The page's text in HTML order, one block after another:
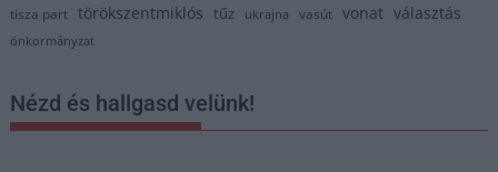
tisza part törökszentmiklós tűz ukrajna vasút vonat választás
önkormányzat
Nézd és hallgasd velünk!